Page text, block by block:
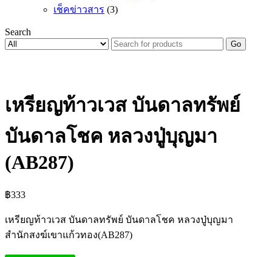
เช็คข่าวสาร (3)
Search
Go
เหรียญท้าวเวส บันดาลทรัพย์
บันดาลโชค หลวงปู่บุญมา
(AB287)
฿333
เหรียญท้าวเวส บันดาลทรัพย์ บันดาลโชค หลวงปู่บุญมา
สำนักสงฆ์เขาแก้วทอง(AB287)